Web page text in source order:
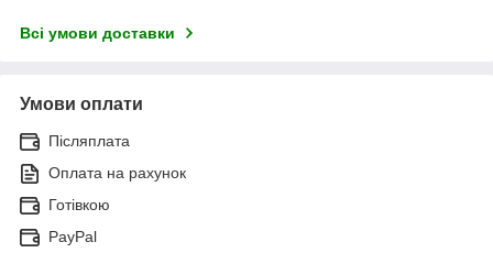
Всі умови доставки
Умови оплати
Післяплата
Оплата на рахунок
Готівкою
PayPal